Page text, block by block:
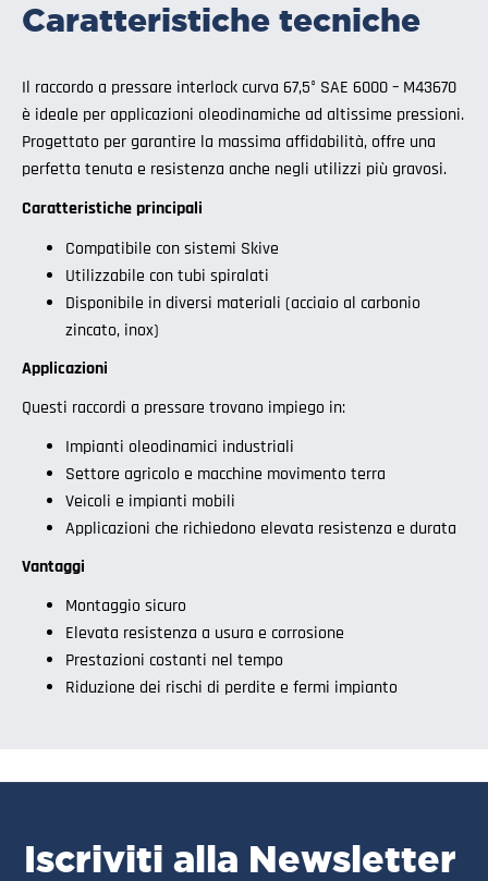
Caratteristiche tecniche
Il raccordo a pressare interlock curva 67,5° SAE 6000 – M43670
è ideale per applicazioni oleodinamiche ad altissime pressioni.
Progettato per garantire la massima affidabilità, offre una
perfetta tenuta e resistenza anche negli utilizzi più gravosi.
Caratteristiche principali
Compatibile con sistemi Skive
Utilizzabile con tubi spiralati
Disponibile in diversi materiali (acciaio al carbonio
zincato, inox)
Applicazioni
Questi raccordi a pressare trovano impiego in:
Impianti oleodinamici industriali
Settore agricolo e macchine movimento terra
Veicoli e impianti mobili
Applicazioni che richiedono elevata resistenza e durata
Vantaggi
Montaggio sicuro
Elevata resistenza a usura e corrosione
Prestazioni costanti nel tempo
Riduzione dei rischi di perdite e fermi impianto
Iscriviti alla Newsletter